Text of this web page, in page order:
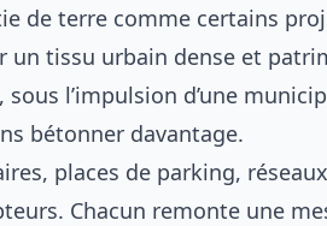
de terre comme certains
un tissu urbain dense et
l’impulsion d’une
bétonner davantage.
places de parking, réseaux
Chacun remonte une